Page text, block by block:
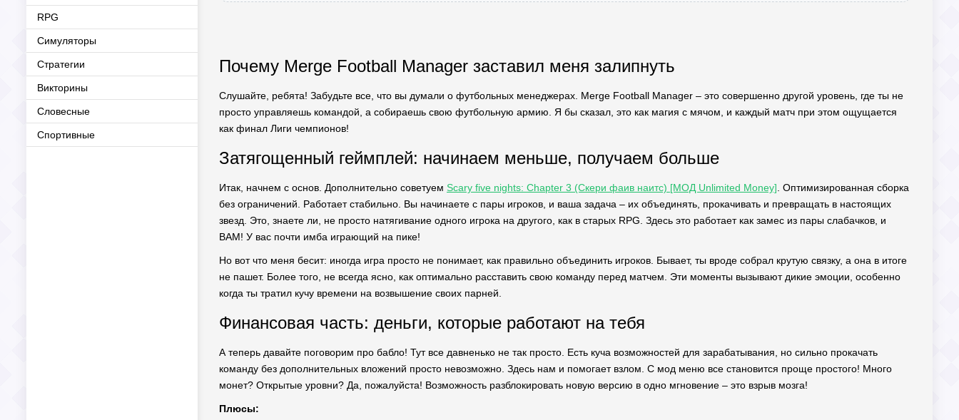
RPG
Симуляторы
Стратегии
Викторины
Словесные
Спортивные
Почему Merge Football Manager заставил меня залипнуть
Слушайте, ребята! Забудьте все, что вы думали о футбольных менеджерах. Merge Football Manager – это совершенно другой уровень, где ты не
просто управляешь командой, а собираешь свою футбольную армию. Я бы сказал, это как магия с мячом, и каждый матч при этом ощущается
как финал Лиги чемпионов!
Затягощенный геймплей: начинаем меньше, получаем больше
Итак, начнем с основ. Дополнительно советуем Scary five nights: Chapter 3 (Скери фаив наитс) [МОД Unlimited Money] . Оптимизированная сборка
без ограничений. Работает стабильно. Вы начинаете с пары игроков, и ваша задача – их объединять, прокачивать и превращать в настоящих
звезд. Это, знаете ли, не просто натягивание одного игрока на другого, как в старых RPG. Здесь это работает как замес из пары слабачков, и
BAM! У вас почти имба играющий на пике!
Но вот что меня бесит: иногда игра просто не понимает, как правильно объединить игроков. Бывает, ты вроде собрал крутую связку, а она в итоге
не пашет. Более того, не всегда ясно, как оптимально расставить свою команду перед матчем. Эти моменты вызывают дикие эмоции, особенно
когда ты тратил кучу времени на возвышение своих парней.
Финансовая часть: деньги, которые работают на тебя
А теперь давайте поговорим про бабло! Тут все давненько не так просто. Есть куча возможностей для зарабатывания, но сильно прокачать
команду без дополнительных вложений просто невозможно. Здесь нам и помогает взлом. С мод меню все становится проще простого! Много
монет? Открытые уровни? Да, пожалуйста! Возможность разблокировать новую версию в одно мгновение – это взрыв мозга!
Плюсы: